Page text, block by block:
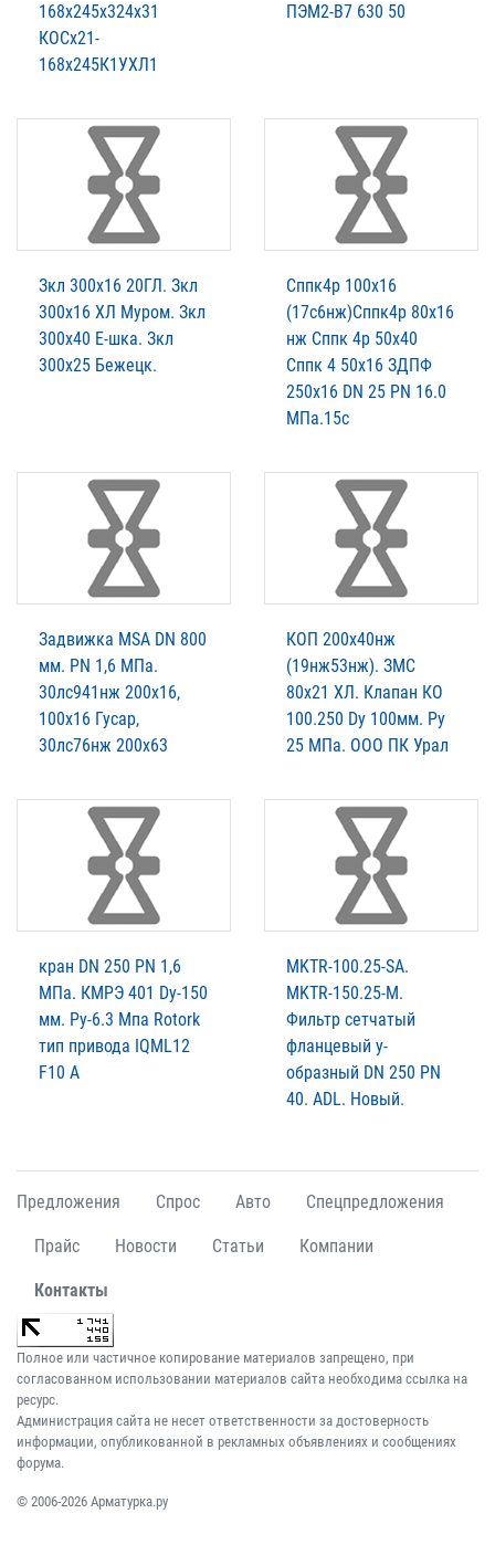
168х245х324х31
КОСх21-
168х245К1УХЛ1
ПЭМ2-В7 630 50
Зкл 300х16 20ГЛ. Зкл
300х16 ХЛ Муром. Зкл
300х40 Е-шка. Зкл
300х25 Бежецк.
Сппк4р 100х16
(17с6нж)Сппк4р 80х16
нж Сппк 4р 50х40
Сппк 4 50х16 ЗДПФ
250х16 DN 25 PN 16.0
МПа.15с
Задвижка MSA DN 800
мм. PN 1,6 МПа.
30лс941нж 200х16,
100х16 Гусар,
30лс76нж 200х63
КОП 200х40нж
(19нж53нж). ЗМС
80х21 ХЛ. Клапан КО
100.250 Dy 100мм. Py
25 MПа. ООО ПК Урал
кран DN 250 PN 1,6
МПа. КМРЭ 401 Dy-150
мм. Py-6.3 Мпа Rotork
тип привода IQML12
F10 A
MKTR-100.25-SA.
MKTR-150.25-М.
Фильтр сетчатый
фланцевый у-
образный DN 250 PN
40. ADL. Новый.
Предложения Спрос Авто Спецпредложения
Прайс Новости Статьи Компании
Контакты
Полное или частичное копирование материалов запрещено, при
согласованном использовании материалов сайта необходима ссылка на
ресурс.
Администрация сайта не несет ответственности за достоверность
информации, опубликованной в рекламных объявлениях и сообщениях
форума.
© 2006-2026 Арматурка.ру